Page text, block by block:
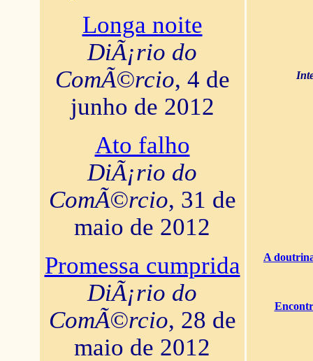
Longa noite
DiÃ¡rio do
ComÃ©rcio, 4 de
junho de 2012
Ato falho
DiÃ¡rio do
ComÃ©rcio, 31 de
maio de 2012
Promessa cumprida
DiÃ¡rio do
ComÃ©rcio, 28 de
maio de 2012
A